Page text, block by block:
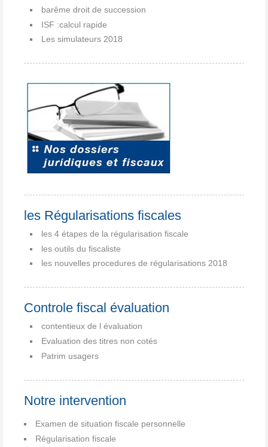
barême droit de succession
ISF :calcul rapide
Les simulateurs 2018
les Régularisations fiscales
les 4 étapes de la régularisation fiscale
les outils du fiscaliste
les nouvelles procedures de régularisations 2018
Controle fiscal évaluation
contentieux de l évaluation
Evaluation des titres non cotés
Patrim usagers
Notre intervention
Examen de situation fiscale personnelle
Régularisation fiscale